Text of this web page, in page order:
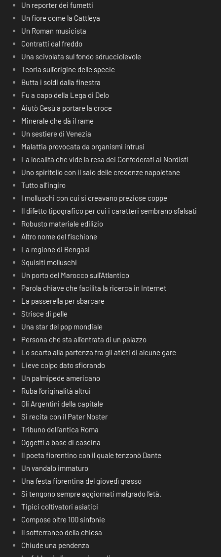
Un reporter dei fumetti
Un fiore come la Cattleya
Un Roman musicista
Contratti dal freddo
Una scivolata sul fondo sdrucciolevole
Teoria sull’origine delle specie
Butta i soldi dalla finestra
Fu a capo della Lega di Delo
Aiutò Gesù a portare la croce
Minerale che dà il rame
Un sestiere di Venezia
Malattia provocata da organismi intrusi
La località che vide la resa dei Confederati ai Nordisti
Uno spiritello con il saio delle credenze napoletane
Tutto all’ingiro
I molluschi con cui si creavano preziose coppe
Il difetto tipografico per cui i caratteri sembrano sfalsati
Robusto materiale edilizio
Altro nome del fischione
La regione di Bengasi
Squisiti molluschi
Un porto del Marocco sull’Atlantico
Parola chiave che facilita la ricerca in Internet
La passerella per sbarcare
Strisce di pelle
Una star del pop mondiale
Persona che sta all’entrata di un palazzo
Lo scarto alla partenza fra gli atleti di alcune gare
Lieve colpo dato sfiorando
Un palmipede americano
Ruba l’originalità altrui
Gli Argentini della capitale
Si recita con il Pater Noster
Tribuno dell’antica Roma
Oggetti a base di caseina
Il poeta fiorentino con il quale tenzonò Dante
Un vandalo immaturo
Una festa fiorentina del giovedì grasso
Si tengono sempre aggiornati malgrado l’età.
Tipici coltivatori asiatici
Compose oltre 100 sinfonie
Il sotterraneo della chiesa
Chiude una pendenza